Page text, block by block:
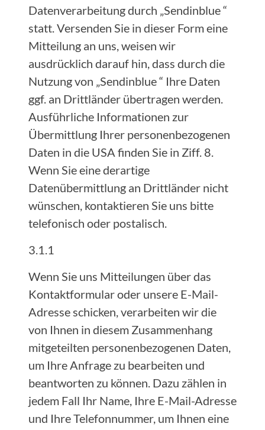
Datenverarbeitung durch „Sendinblue “
statt. Versenden Sie in dieser Form eine
Mitteilung an uns, weisen wir
ausdrücklich darauf hin, dass durch die
Nutzung von „Sendinblue “ Ihre Daten
ggf. an Drittländer übertragen werden.
Ausführliche Informationen zur
Übermittlung Ihrer personenbezogenen
Daten in die USA finden Sie in Ziff. 8.
Wenn Sie eine derartige
Datenübermittlung an Drittländer nicht
wünschen, kontaktieren Sie uns bitte
telefonisch oder postalisch.
3.1.1
Wenn Sie uns Mitteilungen über das
Kontaktformular oder unsere E-Mail-
Adresse schicken, verarbeiten wir die
von Ihnen in diesem Zusammenhang
mitgeteilten personenbezogenen Daten,
um Ihre Anfrage zu bearbeiten und
beantworten zu können. Dazu zählen in
jedem Fall Ihr Name, Ihre E-Mail-Adresse
und Ihre Telefonnummer, um Ihnen eine